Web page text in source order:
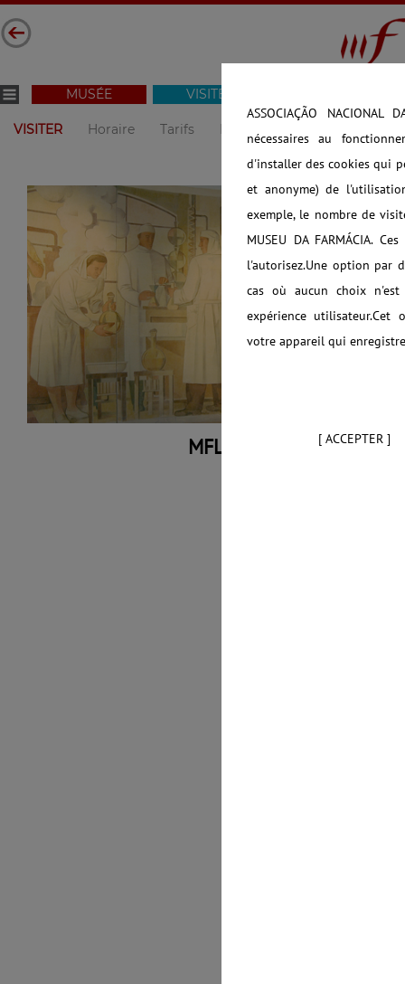
MUSÉE VISITER
ASSOCIAÇÃO
nécessaires au
d'installer des cookies qui
et anonyme) de
exemple, le nombre de
MUSEU DA FARMÁCIA.
l'autorisez.Une option par
cas où aucun choix
expérience
votre appareil qui
[ ACCEPTER ]
VISITER Horaire Tarifs Billets Online Lisbonne
MFLisboa